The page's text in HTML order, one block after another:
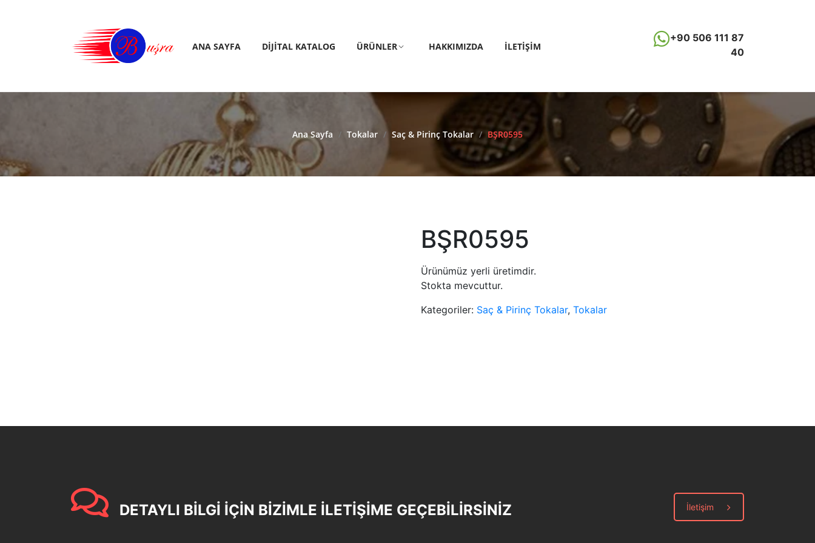
ANA SAYFA DIJITAL KATALOG ÜRÜNLER HAKKIMIZDA İLETIŞIM
+90 506 111 87
40
Ana Sayfa / Tokalar / Saç & Pirinç Tokalar / BŞR0595
BŞR0595
Ürünümüz yerli üretimdir.
Stokta mevcuttur.
Kategoriler: Saç & Pirinç Tokalar,Tokalar
DETAYLI BİLGİ İÇİN BİZİMLE İLETİŞİME GEÇEBİLİRSİNİZ İletişim